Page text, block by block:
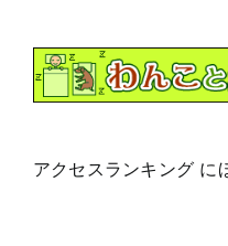
アクセスランキング に